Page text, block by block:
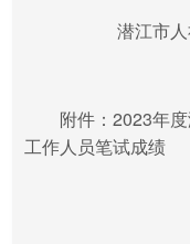
潜江市人社
附件：2023年
工作人员笔试成绩